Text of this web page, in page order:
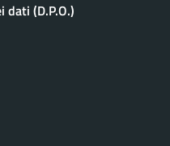
dati (D.P.O.)